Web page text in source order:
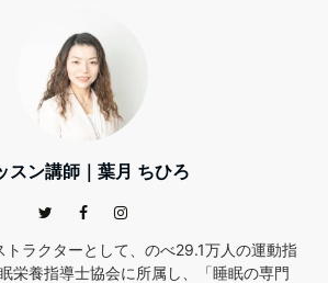
スン講師｜葉月 ちひろ
トラクターとして、のべ29.1万人の運動指
栄養指導士協会に所属し、「睡眠の専門